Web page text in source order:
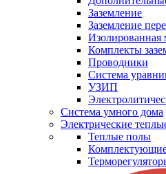
Заземление
Заземление
Изолированная
Комплекты
Проводники
Система
УЗИП
Система умного дома
Электрические
Теплые полы
Комплектующие